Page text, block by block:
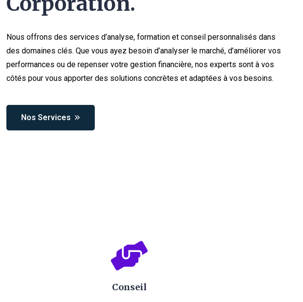
Nous offrons des services d’analyse, formation et conseil personnalisés dans
des domaines clés. Que vous ayez besoin d’analyser le marché, d’améliorer vos
performances ou de repenser votre gestion financière, nos experts sont à vos
côtés pour vous apporter des solutions concrètes et adaptées à vos besoins.
Nos Services
Conseil